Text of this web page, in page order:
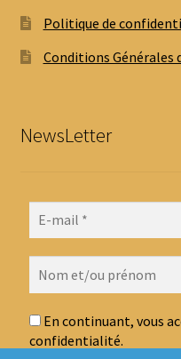
Politique de
Conditions Générales
NewsLetter
En continuant, vous
confidentialité.